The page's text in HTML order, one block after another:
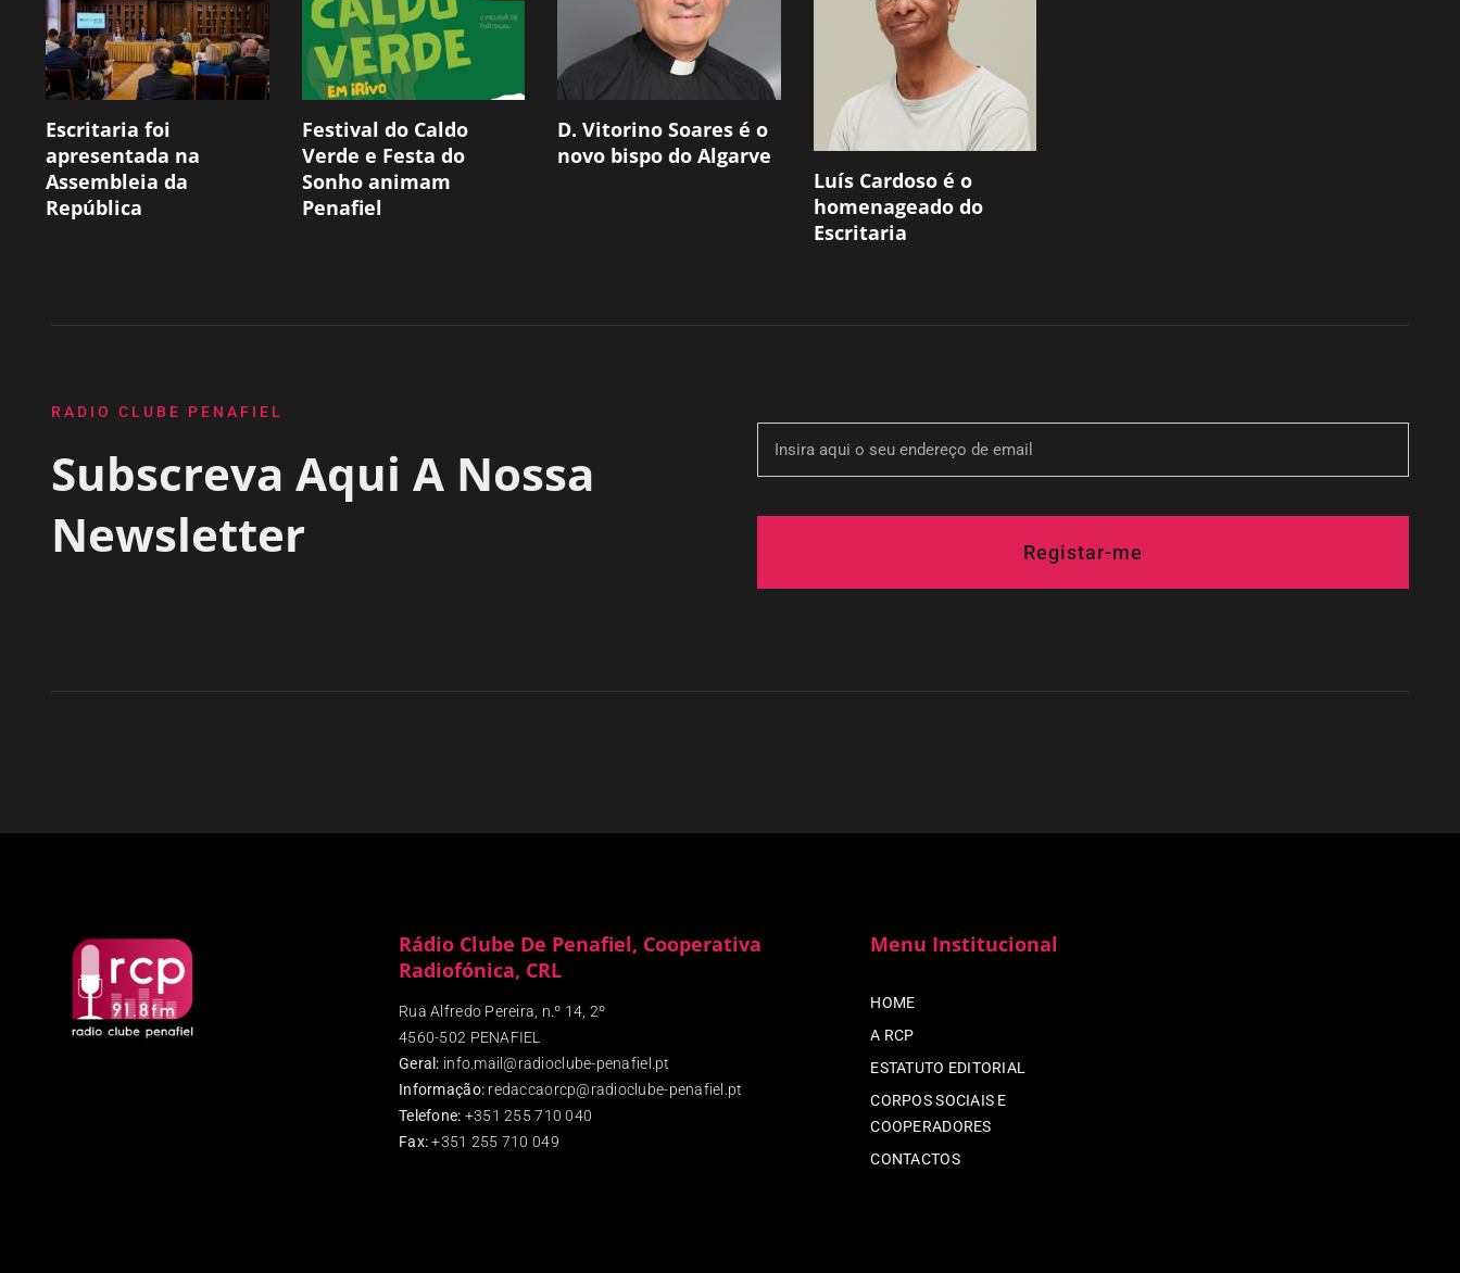
Escritaria foi
apresentada na
Assembleia da
República
Festival do Caldo
Verde e Festa do
Sonho animam
Penafiel
D. Vitorino Soares é o
novo bispo do Algarve
Luís Cardoso é o
homenageado do
Escritaria
RADIO CLUBE PENAFIEL
Subscreva Aqui A Nossa
Newsletter
Registar-me
Rádio Clube De Penafiel, Cooperativa
Radiofónica, CRL
Rua Alfredo Pereira, n.º 14, 2º
4560-502 PENAFIEL
Geral: info.mail@radioclube-penafiel.pt
Informação: redaccaorcp@radioclube-penafiel.pt
Telefone: +351 255 710 040
Fax:+351 255 710 049
Menu Institucional
HOME
A RCP
ESTATUTO EDITORIAL
CORPOS SOCIAIS E
COOPERADORES
CONTACTOS